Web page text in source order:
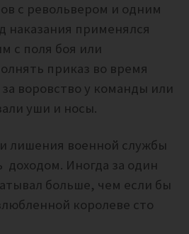
с револьвером и одним
наказания применялся
с поля боя или
приказ во время
воровство у команды или
уши и носы.
лишения военной службы
доходом. Иногда за один
больше, чем если бы
королеве сто